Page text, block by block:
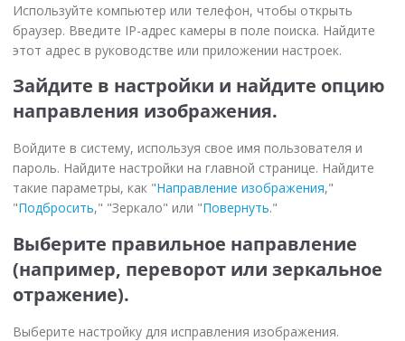
Используйте компьютер или телефон, чтобы открыть
браузер. Введите IP-адрес камеры в поле поиска. Найдите
этот адрес в руководстве или приложении настроек.
Зайдите в настройки и найдите опцию
направления изображения.
Войдите в систему, используя свое имя пользователя и
пароль. Найдите настройки на главной странице. Найдите
такие параметры, как "Направление изображения,"
"Подбросить," "Зеркало" или "Повернуть."
Выберите правильное направление
(например, переворот или зеркальное
отражение).
Выберите настройку для исправления изображения.